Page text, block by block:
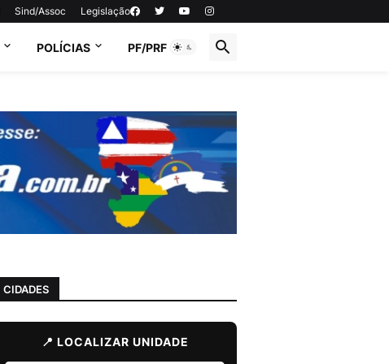
Sind/Assoc Legislação
POLÍCIAS PF/PRF
CIDADES
📍 LOCALIZAR UNIDADE